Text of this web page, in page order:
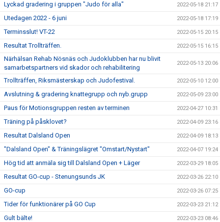
Lyckad gradering i gruppen "Judo för alla" 2022-05-18 21:17
Utedagen 2022 - 6 juni 2022-05-18 17:19
Terminsslut! VT-22 2022-05-15 20:15
Resultat Trollträffen. 2022-05-15 16:15
Närhälsan Rehab Nösnäs och Judoklubben har nu blivit
samarbetspartners vid skador och rehabilitering
2022-05-13 20:06
Trollträffen, Riksmästerskap och Judofestival. 2022-05-10 12:00
Avslutning & gradering knattegrupp och nyb.grupp 2022-05-09 23:00
Paus för Motionsgruppen resten av terminen 2022-04-27 10:31
Träning på påsklovet? 2022-04-09 23:16
Resultat Dalsland Open 2022-04-09 18:13
"Dalsland Open" & Träningslägret "Omstart/Nystart" 2022-04-07 19:24
Hög tid att anmäla sig till Dalsland Open + Läger 2022-03-29 18:05
Resultat GO-cup - Stenungsunds JK 2022-03-26 22:10
GO-cup 2022-03-26 07:25
Tider för funktionärer på GO Cup 2022-03-23 21:12
Gult bälte! 2022-03-23 08:46